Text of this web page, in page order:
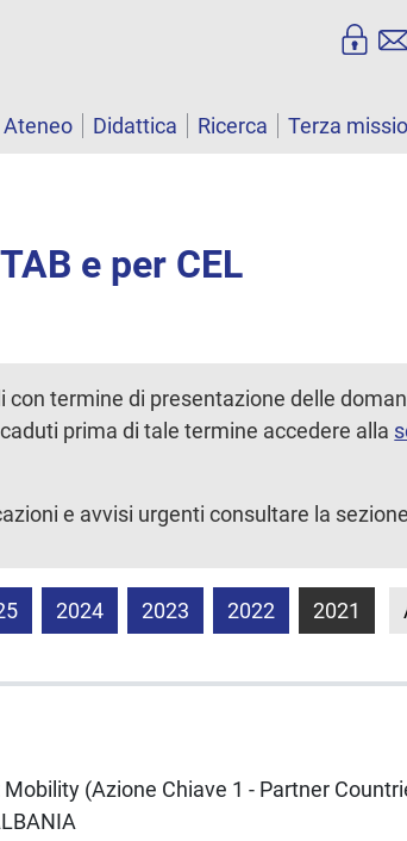
Ateneo Didattica Ricerca Terza
e per CEL
con termine di presentazione delle
prima di tale termine accedere alla
e avvisi urgenti consultare la
2024 2023 2022 2021
(Azione Chiave 1 - Partner